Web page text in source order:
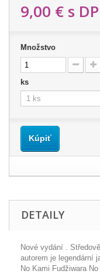
9,00 € s
Množstvo
ks
Kúpiť
DETAILY
Nové vydání .
autorem je legendární
No Kami Fudžiwara